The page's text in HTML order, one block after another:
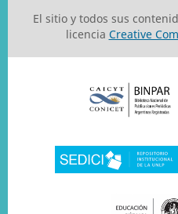
El sitio y todos sus
licencia Creative